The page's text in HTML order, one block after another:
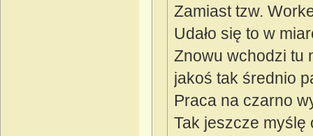
Zamiast tzw.
Udało się to w
Znowu wchodzi tu
jakoś tak średnio
Praca na czarno
Tak jeszcze myślę